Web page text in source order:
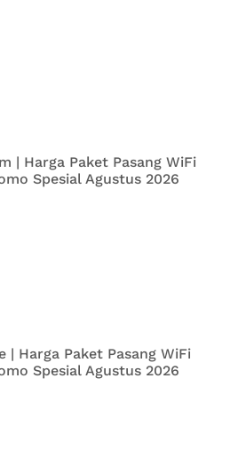
| Harga Paket Pasang WiFi
Spesial Agustus 2026
| Harga Paket Pasang WiFi
Spesial Agustus 2026